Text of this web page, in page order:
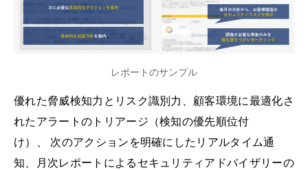
レポートのサンプル
優れた脅威検知力とリスク識別力、顧客環境に最適化さ
れたアラートのトリアージ（検知の優先順位付
け）、 次のアクションを明確にしたリアルタイム通
知、月次レポートによるセキュリティアドバイザリーの